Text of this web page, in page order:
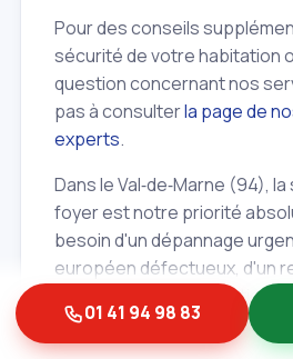
Pour des conseils
sécurité de votre habitation
question concernant nos
pas à consulterla page de
experts.
Dans le Val‑de‑Marne (94),
foyer est notre priorité
besoin d'un dépannage
européen défectueux, d'un
améliorer votre protection,
conseils avisés, Albert et
partenaire de confiance.
01 41 94 98 83